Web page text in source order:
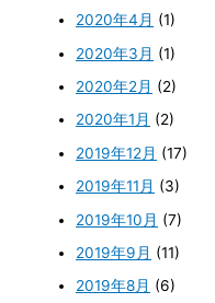
2020年4月 (1)
2020年3月 (1)
2020年2月 (2)
2020年1月 (2)
2019年12月 (17)
2019年11月 (3)
2019年10月 (7)
2019年9月 (11)
2019年8月 (6)